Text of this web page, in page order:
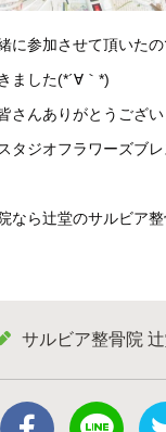
に参加させて頂いた
ました(*´∀｀*)
さんありがとうござ
タジオフラワーズブ
なら辻堂のサルビア
サルビア整骨院